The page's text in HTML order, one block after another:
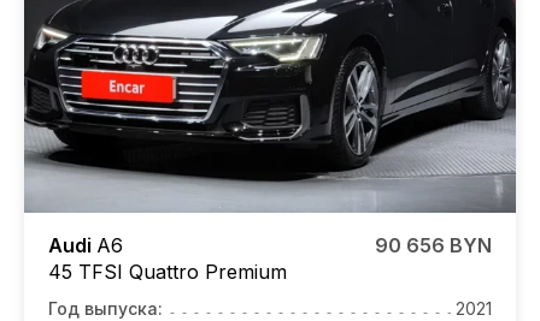
Audi A6
45 TFSI Quattro Premium
90 656 BYN
Год выпуска:
2021